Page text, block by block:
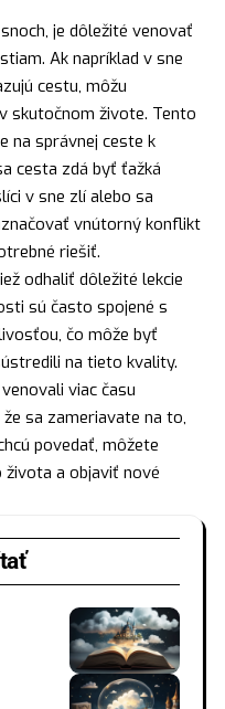
je dôležité venovať
Ak napríklad v sne
cestu, môžu
skutočnom živote. Tento
na správnej ceste k
cesta zdá byť ťažká
v sne zlí alebo sa
vnútorný konflikt
riešiť.
odhaliť dôležité lekcie
sú často spojené s
čo môže byť
na tieto kvality.
viac času
sa zameriavate na to,
povedať, môžete
a objaviť nové